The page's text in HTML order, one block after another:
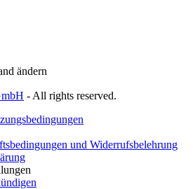
ändern
- All rights reserved.
und Widerrufsbelehrung